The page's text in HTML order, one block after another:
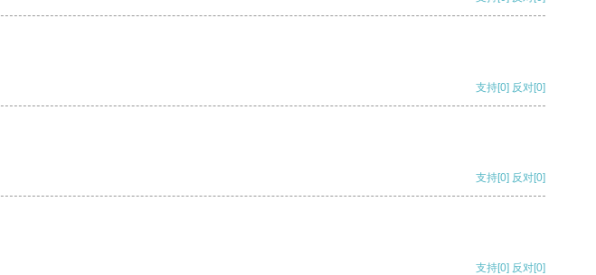
支持[0] 反对[0]
支持[0] 反对[0]
支持[0] 反对[0]